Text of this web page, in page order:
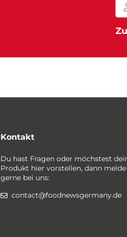
Kontakt
Du hast Fragen oder möchstest
Produkt hier vorstellen, dann
gerne bei uns:
contact@foodnewsgermany.de